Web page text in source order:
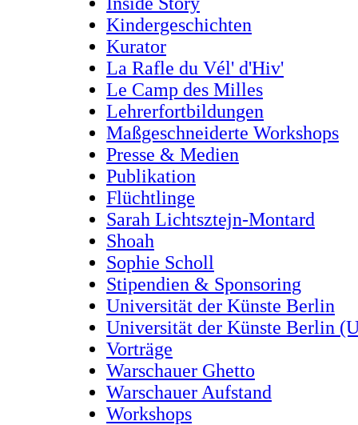
Kindergeschichten
Kurator
La Rafle du Vél' d'Hiv'
Le Camp des Milles
Lehrerfortbildungen
Maßgeschneiderte Workshops
Presse & Medien
Publikation
Flüchtlinge
Sarah Lichtsztejn-Montard
Shoah
Sophie Scholl
Stipendien & Sponsoring
Universität der Künste Berlin
Universität der Künste Berlin
Vorträge
Warschauer Ghetto
Warschauer Aufstand
Workshops